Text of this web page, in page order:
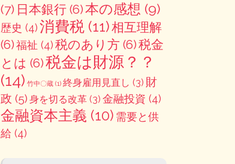
(7) 日本銀行(6)本の感想 (9)
歴史 (4)消費税(11)相互理解
(6)福祉 (4)税のあり方(6)税金
とは (6)税金は財源？？
(14) 竹中〇蔵(1) 終身雇用見直し (3) 財
政 (5) 身を切る改革(3) 金融投資 (4)
金融資本主義 (10) 需要と供
給 (4)